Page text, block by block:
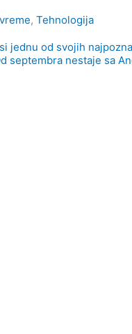
, Tehnologija
jednu od svojih
septembra nestaje sa